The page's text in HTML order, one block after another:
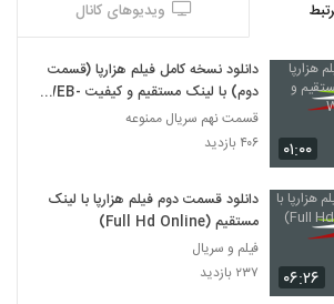
ویدیوهای کانال
۰۱:۰۰
دانلود نسخه کامل فیلم هزارپا (قسمت
دوم) با لینک مستقیم و کیفیت WEB-
DL 1080p
قسمت نهم سریال ممنوعه
۴۰۶ بازدید
۰۶:۲۶
دانلود قسمت دوم فیلم هزارپا با لینک
مستقیم (Full Hd Online)
فیلم و سریال
۲۳۷ بازدید